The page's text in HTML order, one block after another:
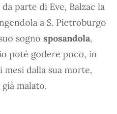
parte di Eve, Balzac la
a S. Pietroburgo
sogno sposandola,
poté godere poco, in
mesi dalla sua morte,
malato.